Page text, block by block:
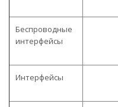
Беспроводные
интерфейсы
Интерфейсы